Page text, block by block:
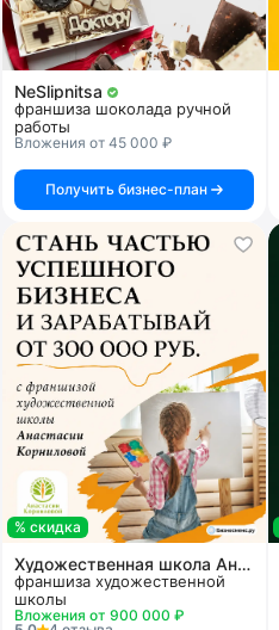
NeSlipnitsa
франшиза шоколада ручной
работы
Вложения от 45 000 ₽
Получить бизнес-план
% скидка
Художественная школа Анастасии Корниловой
франшиза художественной
школы
Вложения от 900 000 ₽